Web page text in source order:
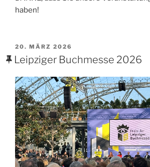
haben!
VERÖFFENTLICHT
AM
20. MÄRZ 2026
Leipziger Buchmesse 2026